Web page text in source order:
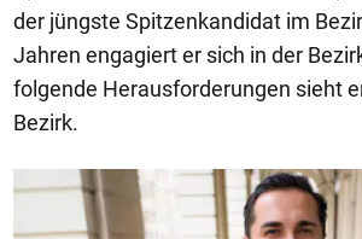
der jüngste Spitzenkandidat im
Jahren engagiert er sich in der
folgende Herausforderungen sieht
Bezirk.